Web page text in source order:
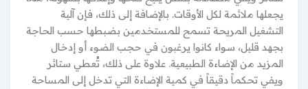
يجعلها ملائمة لكل الأوقات. بالإضافة إلى ذلك، فإن آلية
التشغيل المريحة تسمح للمستخدمين بضبطها حسب الحاجة
بجهد قليل، سواء كانوا يرغبون في حجب الضوء أو إدخال
المزيد من الإضاءة الطبيعية. علاوة على ذلك، تُعطي ستائر
ويفي تحكماً دقيقاً في كمية الإضاءة التي تدخل إلى المساحة